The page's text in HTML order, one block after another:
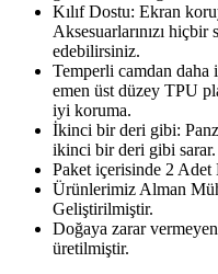
Kılıf Dostu: Ekran
Aksesuarlarınızı
edebilirsiniz.
Temperli camdan daha
emen üst düzey TPU
iyi koruma.
İkinci bir deri gibi:
ikinci bir deri gibi sarar.
Paket içerisinde 2 Adet
Ürünlerimiz Alman
Geliştirilmiştir.
Doğaya zarar
üretilmiştir.